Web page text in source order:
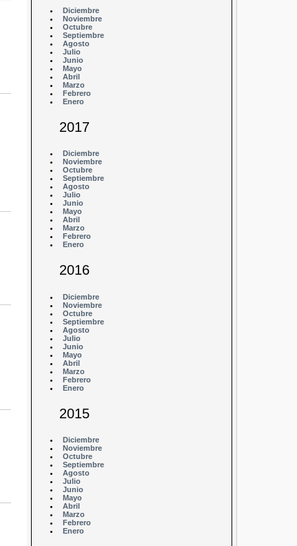
Diciembre
Noviembre
Octubre
Septiembre
Agosto
Julio
Junio
Mayo
Abril
Marzo
Febrero
Enero
2017
Diciembre
Noviembre
Octubre
Septiembre
Agosto
Julio
Junio
Mayo
Abril
Marzo
Febrero
Enero
2016
Diciembre
Noviembre
Octubre
Septiembre
Agosto
Julio
Junio
Mayo
Abril
Marzo
Febrero
Enero
2015
Diciembre
Noviembre
Octubre
Septiembre
Agosto
Julio
Junio
Mayo
Abril
Marzo
Febrero
Enero